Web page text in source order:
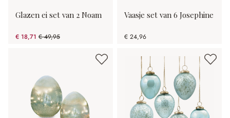
Glazen ei set van 2 Noam
€ 18,71 € 49,95
(62.54% gespart)
Vaasje set van 6 Josephine
€ 24,96